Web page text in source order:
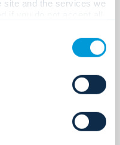
site and the services we